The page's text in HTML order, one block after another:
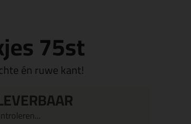
75st
én ruwe kant!